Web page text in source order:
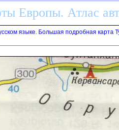
Европы. Атлас
языке. Большая подробная карта